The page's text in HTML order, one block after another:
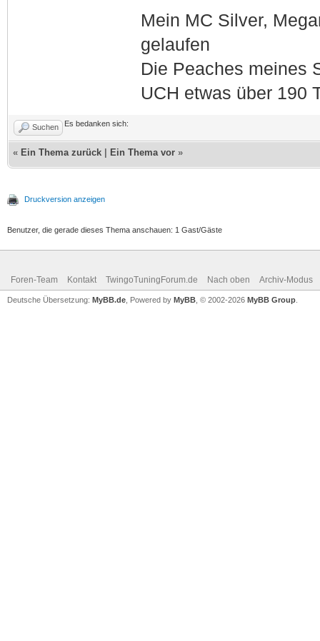
Mein MC Silver,
gelaufen
Die Peaches meines
UCH etwas über 190
Suchen Es bedanken sich:
« Ein Thema zurück Ein Thema vor »
Druckversion anzeigen
Benutzer, die gerade dieses Thema anschauen: 1 Gast/Gäste
Foren-Team Kontakt TwingoTuningForum.de Nach oben Archiv-Modus
Deutsche Übersetzung: MyBB.de , Powered by MyBB , © 2002-2026 MyBB Group